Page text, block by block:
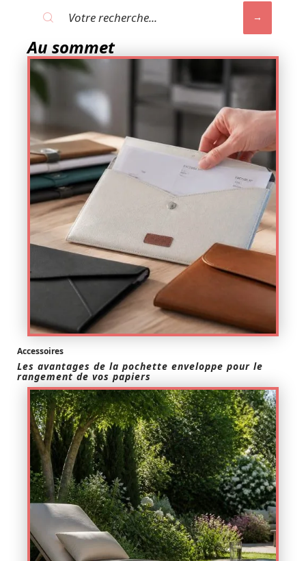
Au sommet
Accessoires
Les avantages de la pochette enveloppe pour le
rangement de vos papiers